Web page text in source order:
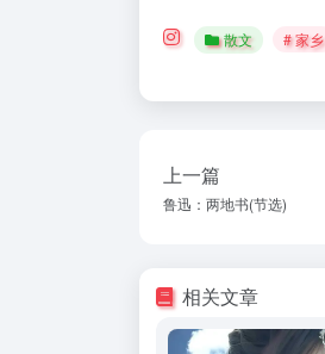
散文 # 家乡
上一篇
鲁迅：两地书(节选)
相关文章